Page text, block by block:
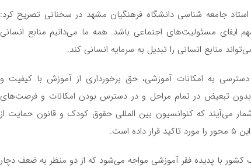
جامعه شناسی دانشگاه فرهنگیان مشهد در سخنانی تصریح کرد:
ایفای مسئولیت‌های اجتماعی باشد. همه ما می‌دانیم منابع انسانی
منابع انسانی را تبدیل به سرمایه انسانی کند.
به امکانات آموزشی، حق برخورداری از آموزش با کیفیت و
بدون تبعیض در تمام مراحل و در دسترس بودن امکانات و فرصت‌های
می‌آیند که کنوانسیون بین المللی حقوق کودک و قانون حمایت از
با پدیده فقر آموزشی مواجه می‌شود که از دو منظر به ضعف دچار